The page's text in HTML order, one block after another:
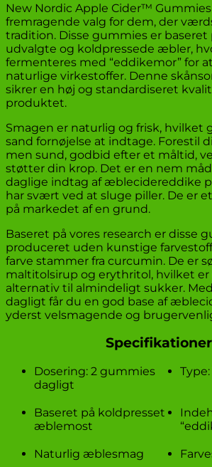
New Nordic Apple Cider™
fremragende valg for dem, der
tradition. Disse gummies er
udvalgte og koldpressede æbler,
fermenteres med “eddikemor” for
naturlige virkestoffer. Denne
sikrer en høj og standardiseret
produktet.
Smagen er naturlig og frisk, hvilket
sand fornøjelse at indtage. Forestil
men sund, godbid efter et måltid,
støtter din krop. Det er en nem
daglige indtag af æblecidereddike
har svært ved at sluge piller. De er
på markedet af en grund.
Baseret på vores research er disse
produceret uden kunstige
farve stammer fra curcumin. De er
maltitolsirup og erythritol, hvilket er
alternativ til almindeligt sukker.
dagligt får du en god base af
yderst velsmagende og
Specifikationer
Dosering: 2 gummies
dagligt
Baseret på koldpresset
æblemost
Naturlig æblesmag